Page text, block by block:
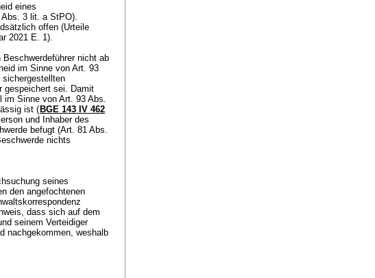
eines
Abs. 3 lit. a StPO).
offen (Urteile
2021 E. 1).
nicht ab
im Sinne von Art. 93
sichergestellten
gespeichert sei. Damit
im Sinne vonArt. 93 Abs.
ist ( BGE 143 IV 462
und Inhaber des
befugt (Art. 81 Abs.
nichts
seines
den angefochtenen
dass sich auf dem
seinem Verteidiger
nachgekommen, weshalb